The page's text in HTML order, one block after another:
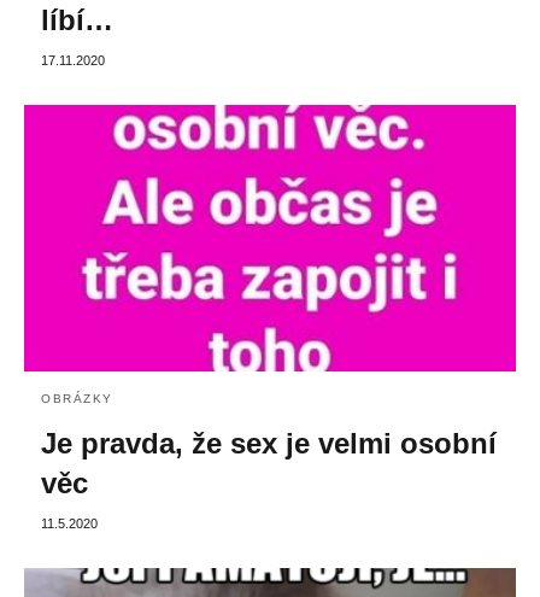
líbí…
17.11.2020
OBRÁZKY
Je pravda, že sex je velmi osobní
věc
11.5.2020